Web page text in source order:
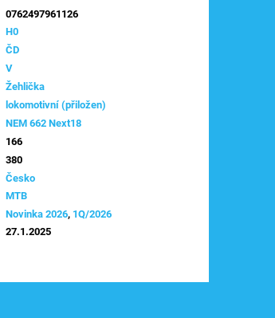
0762497961126
H0
ČD
V
Žehlička
lokomotivní (přiložen)
NEM 662 Next18
166
380
Česko
MTB
Novinka 2026, 1Q/2026
27.1.2025